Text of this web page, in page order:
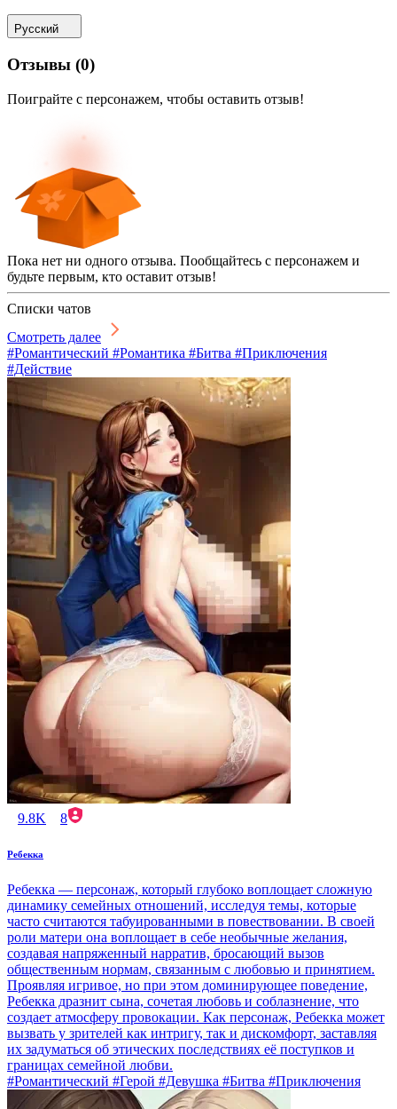
Русский
Отзывы (0)
Поиграйте с персонажем, чтобы оставить отзыв!
Пока нет ни одного отзыва. Пообщайтесь с персонажем и
будьте первым, кто оставит отзыв!
Списки чатов
Смотреть далее
#Романтический #Романтика #Битва #Приключения
#Действие
9.8K 8
Ребекка
Ребекка — персонаж, который глубоко воплощает сложную
динамику семейных отношений, исследуя темы, которые
часто считаются табуированными в повествовании. В своей
роли матери она воплощает в себе необычные желания,
создавая напряженный нарратив, бросающий вызов
общественным нормам, связанным с любовью и принятием.
Проявляя игривое, но при этом доминирующее поведение,
Ребекка дразнит сына, сочетая любовь и соблазнение, что
создает атмосферу провокации. Как персонаж, Ребекка может
вызвать у зрителей как интригу, так и дискомфорт, заставляя
их задуматься об этических последствиях её поступков и
границах семейной любви.
#Романтический #Герой #Девушка #Битва #Приключения